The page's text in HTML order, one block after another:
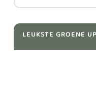
LEUKSTE GROENE